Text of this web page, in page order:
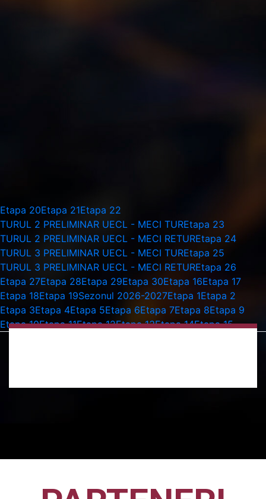
Etapa 20Etapa 21Etapa 22
TURUL 2 PRELIMINAR UECL - MECI TUREtapa 23
TURUL 2 PRELIMINAR UECL - MECI RETUREtapa 24
TURUL 3 PRELIMINAR UECL - MECI TUREtapa 25
TURUL 3 PRELIMINAR UECL - MECI RETUREtapa 26
Etapa 27Etapa 28Etapa 29Etapa 30Etapa 16Etapa 17
Etapa 18Etapa 19Sezonul 2026-2027Etapa 1Etapa 2
Etapa 3Etapa 4Etapa 5Etapa 6Etapa 7Etapa 8Etapa 9
Etapa 10Etapa 11Etapa 12Etapa 13Etapa 14Etapa 15
FARUL CONSTANȚA – CFR